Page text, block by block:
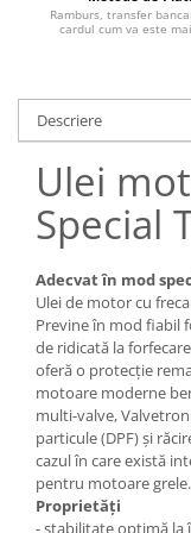
Pozitionere de
Tip SB - cu bază
Prelungitor lame
attachments
Atasamente
Cleste ridicare butoi
Ramburs, transfer
cardul cum va este
Descriere
Ulei
Special
Adecvat în mod
Ulei de motor cu
Previne în mod fiabil
de ridicată la
oferă o protecție
motoare moderne
multi-valve,
particule (DPF) și
cazul în care există
pentru motoare grele.
Proprietăți
- stabilitate optimă la